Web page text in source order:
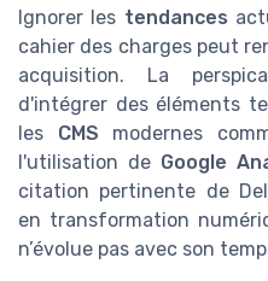
Ignorer les tendances
cahier des charges peut
acquisition. La
d'intégrer des éléments
les CMS modernes
l'utilisation de Google
citation pertinente de
en transformation
n’évolue pas avec son